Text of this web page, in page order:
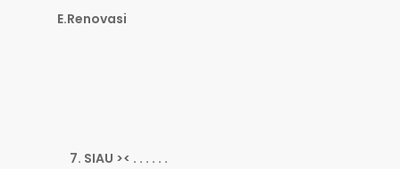
E.Renovasi
SIAU >< . . . . . .